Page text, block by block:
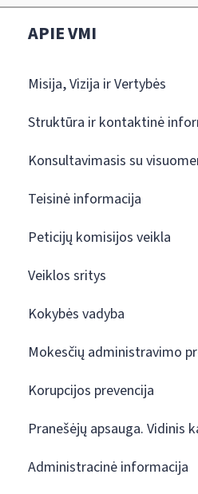
APIE VMI
Misija, Vizija ir Vertybės
Struktūra ir kontaktinė
Konsultavimasis su
Teisinė informacija
Peticijų komisijos veikla
Veiklos sritys
Kokybės vadyba
Mokesčių administravimo
Korupcijos prevencija
Pranešėjų apsauga. Vidinis
Administracinė informacija